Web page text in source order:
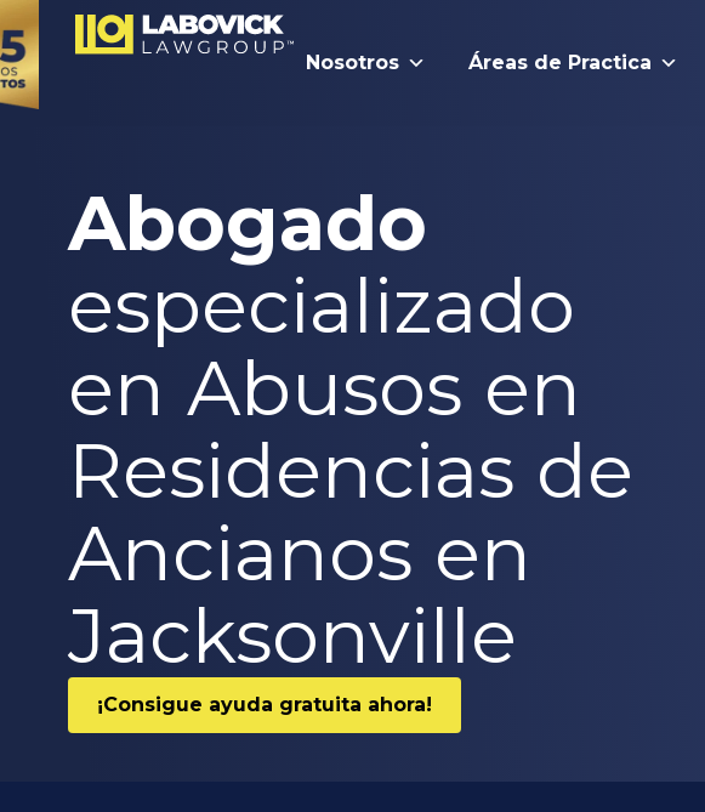
Nosotros Áreas de Practica
Abogado
especializado
en Abusos en
Residencias de
Ancianos en
Jacksonville
¡Consigue ayuda gratuita ahora!